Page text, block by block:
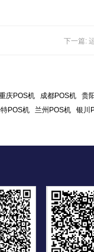
下一篇:
庆POS机 成都POS机 贵
POS机 兰州POS机 银川